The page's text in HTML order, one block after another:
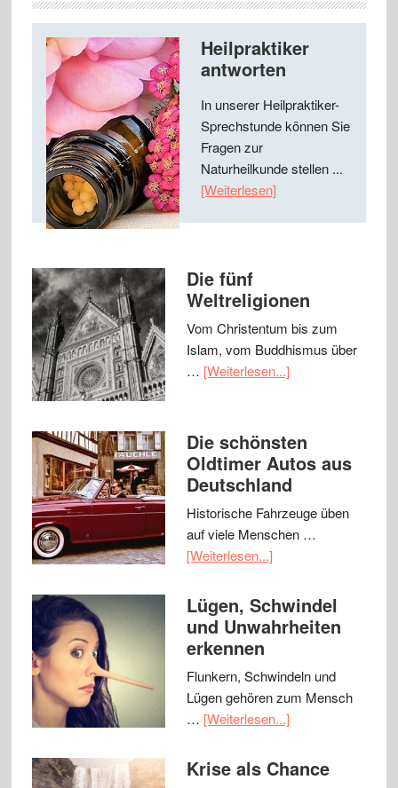
Heilpraktiker
antworten
In unserer Heilpraktiker-
Sprechstunde können Sie
Fragen zur
Naturheilkunde stellen ...
[Weiterlesen]
Die fünf
Weltreligionen
Vom Christentum bis zum
Islam, vom Buddhismus über
… [Weiterlesen...]
Die schönsten
Oldtimer Autos aus
Deutschland
Historische Fahrzeuge üben
auf viele Menschen …
[Weiterlesen...]
Lügen, Schwindel
und Unwahrheiten
erkennen
Flunkern, Schwindeln und
Lügen gehören zum Mensch
… [Weiterlesen...]
Krise als Chance